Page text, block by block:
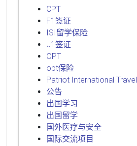
CPT
F1签证
ISI留学保险
J1签证
OPT
opt保险
Patriot International Travel
公告
出国学习
出国留学
国外医疗与安全
国际交流项目